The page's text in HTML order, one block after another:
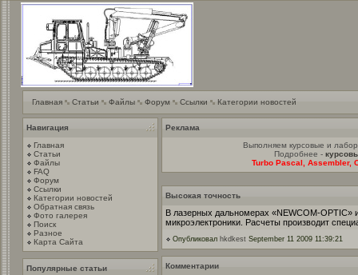
Главная Статьи Файлы Форум Ссылки Категории новостей
Навигация
Главная
Статьи
Файлы
FAQ
Форум
Ссылки
Категории новостей
Обратная связь
Фото галерея
Поиск
Разное
Карта Сайта
Популярные статьи
Реклама
Выполняем курсовые и
Подробнее -
Turbo Pascal, Assembler,
Высокая точность
В лазерных дальномерах «NEWCOM-OPTIC»
микроэлектроники. Расчеты производит
Опубликовал hkdkest September 11 2009 11:39:21
Комментарии